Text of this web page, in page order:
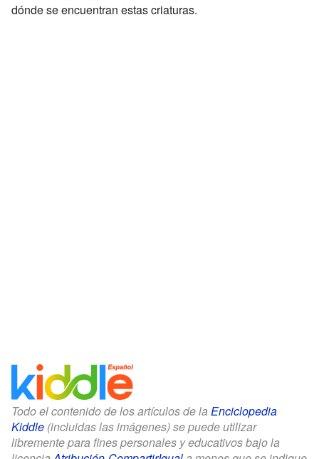
dónde se encuentran estas criaturas.
Todo el contenido de los artículos de la Enciclopedia
Kiddle (incluidas las imágenes) se puede utilizar
libremente para fines personales y educativos bajo la